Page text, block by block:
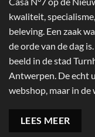
kwaliteit,
beleving. Een zaak
de orde van de dag is.
beeld in de stad
Antwerpen. De echt
webshop, maar in de
LEES MEER